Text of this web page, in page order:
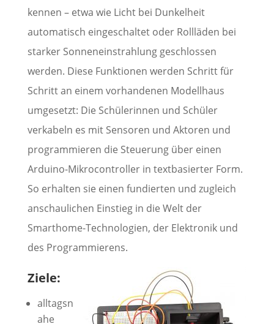
kennen – etwa wie Licht bei Dunkelheit
automatisch eingeschaltet oder Rollläden bei
starker Sonneneinstrahlung geschlossen
werden. Diese Funktionen werden Schritt für
Schritt an einem vorhandenen Modellhaus
umgesetzt: Die Schülerinnen und Schüler
verkabeln es mit Sensoren und Aktoren und
programmieren die Steuerung über einen
Arduino-Mikrocontroller in textbasierter Form.
So erhalten sie einen fundierten und zugleich
anschaulichen Einstieg in die Welt der
Smarthome-Technologien, der Elektronik und
des Programmierens.
Ziele:
alltagsn
ahe